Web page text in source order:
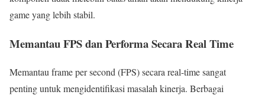
game yang lebih stabil.
Memantau FPS dan Performa Secara Real Time
Memantau frame per second (FPS) secara real-time sangat
penting untuk mengidentifikasi masalah kinerja. Berbagai